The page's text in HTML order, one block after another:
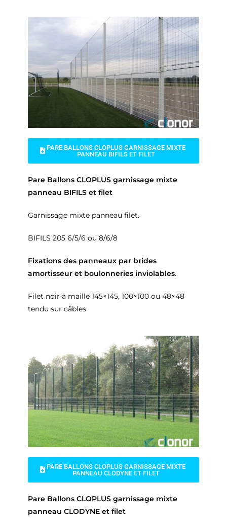
PARE BALLONS CLOPLUS GARNISSAGE MIXTE
PANNEAU BIFILS ET FILET
Pare Ballons CLOPLUS garnissage mixte
panneau BIFILS et filet
Garnissage mixte panneau filet.
BIFILS 205 6/5/6 ou 8/6/8
Fixations des panneaux par brides
amortisseur et boulonneries inviolables.
Filet noir à maille 145×145, 100×100 ou 48×48
tendu sur câbles
PARE BALLONS CLOPLUS GARNISSAGE MIXTE
PANNEAU CLODYNE ET FILET
Pare Ballons CLOPLUS garnissage mixte
panneau CLODYNE et filet